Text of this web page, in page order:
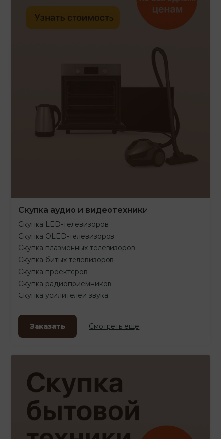
Скупка аудио и видеотехники
Скупка LED-телевизоров
Скупка OLED-телевизоров
Скупка плазменных телевизоров
Скупка битых телевизоров
Скупка проекторов
Скупка радиоприёмников
Скупка усилителей звука
Заказать Смотреть еще